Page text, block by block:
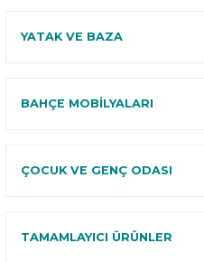
YATAK VE BAZA
BAHÇE MOBİLYALARI
ÇOCUK VE GENÇ ODASI
TAMAMLAYICI ÜRÜNLER